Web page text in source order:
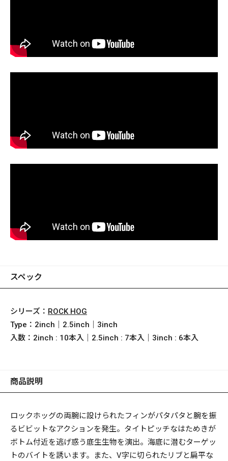
スペック
シリーズ： ROCK HOG
Type： 2inch｜2.5inch｜3inch
入数： 2inch : 10本入｜2.5inch : 7本入｜3inch : 6本入
商品説明
ロックホッグの両腕に設けられたフィンがパタパタと腕を振
るビビットなアクションを発生。タイトピッチなはためきが
ボトム付近を逃げ惑う底生生物を演出。海底に潜むターゲッ
トのバイトを誘います。また、V字に切られたリブと扁平な